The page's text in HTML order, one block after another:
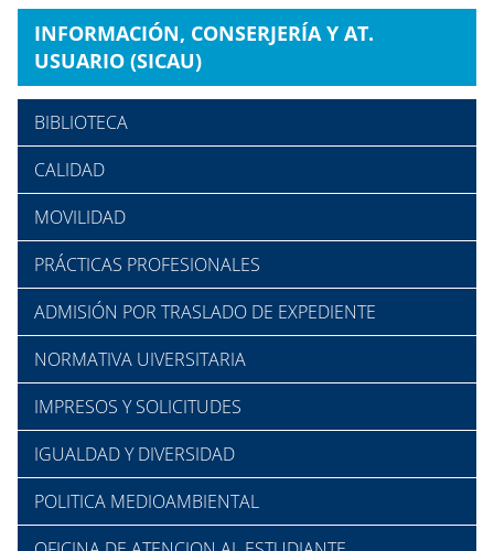
INFORMACIÓN, CONSERJERÍA Y AT.
USUARIO (SICAU)
BIBLIOTECA
CALIDAD
MOVILIDAD
PRÁCTICAS PROFESIONALES
ADMISIÓN POR TRASLADO DE EXPEDIENTE
NORMATIVA UIVERSITARIA
IMPRESOS Y SOLICITUDES
IGUALDAD Y DIVERSIDAD
POLITICA MEDIOAMBIENTAL